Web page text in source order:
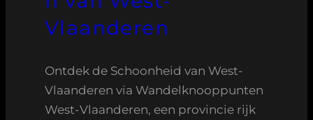
Vlaanderen
Ontdek de Schoonheid van West-
Vlaanderen via Wandelknooppunten
West-Vlaanderen, een provincie rijk